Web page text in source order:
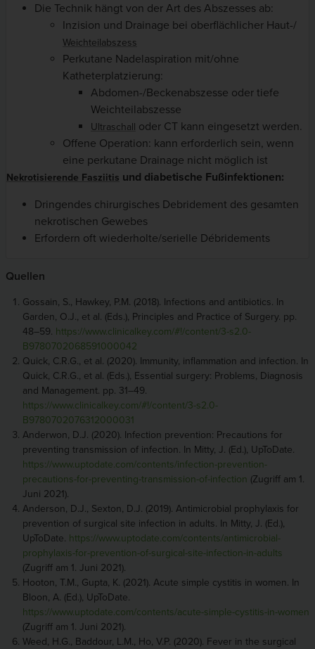
Die Technik hängt von der Art des Abszesses ab:
Inzision und Drainage bei oberflächlicher Haut-/
Weichteilabszess
Perkutane Nadelaspiration mit/ohne
Katheterplatzierung:
Abdomen-/Beckenabszesse oder tiefe
Weichteilabszesse
Ultraschall oder CT kann eingesetzt werden.
Offene Operation: kann erforderlich sein, wenn
eine perkutane Drainage nicht möglich ist
Nekrotisierende Fasziitis und diabetische Fußinfektionen:
Dringendes chirurgisches Debridement des gesamten
nekrotischen Gewebes
Erfordern oft wiederholte/serielle Débridements
Quellen
Gossain, S., Hawkey, P.M. (2018). Infections and antibiotics. In
Garden, O.J., et al. (Eds.), Principles and Practice of Surgery. pp.
48–59. https://www.clinicalkey.com/#!/content/3-s2.0-
B9780702068591000042
Quick, C.R.G., et al. (2020). Immunity, inflammation and infection. In
Quick, C.R.G., et al. (Eds.), Essential surgery: Problems, Diagnosis
and Management. pp. 31–49.
https://www.clinicalkey.com/#!/content/3-s2.0-
B9780702076312000031
Anderwon, D.J. (2020). Infection prevention: Precautions for
preventing transmission of infection. In Mitty, J. (Ed.), UpToDate.
https://www.uptodate.com/contents/infection-prevention-
precautions-for-preventing-transmission-of-infection (Zugriff am 1.
Juni 2021).
Anderson, D.J., Sexton, D.J. (2019). Antimicrobial prophylaxis for
prevention of surgical site infection in adults. In Mitty, J. (Ed.),
UpToDate. https://www.uptodate.com/contents/antimicrobial-
prophylaxis-for-prevention-of-surgical-site-infection-in-adults
(Zugriff am 1. Juni 2021).
Hooton, T.M., Gupta, K. (2021). Acute simple cystitis in women. In
Bloon, A. (Ed.), UpToDate.
https://www.uptodate.com/contents/acute-simple-cystitis-in-women
(Zugriff am 1. Juni 2021).
Weed, H.G., Baddour, L.M., Ho, V.P. (2020). Fever in the surgical